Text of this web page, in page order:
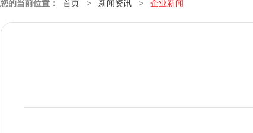
您的当前位置： 首页 > 新闻资讯 > 企业新闻